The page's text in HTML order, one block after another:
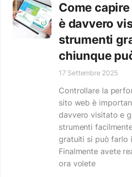
Come
è davvero
strumenti
chiunque
17 Settembre 2025
Controllare la
sito web è
davvero visitato e
strumenti
gratuiti si può farlo
Finalmente avete
ora volete